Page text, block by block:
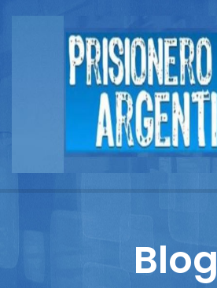
Buscador
Documentos
Blog